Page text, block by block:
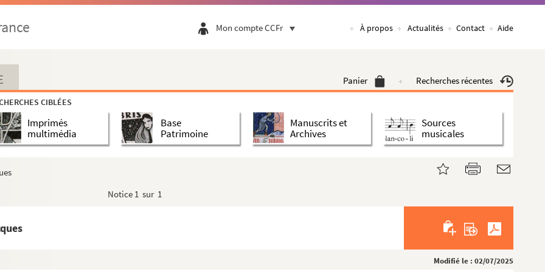
Mon compte CCFr À propos Actualités Contact Aide
Panier Recherches récentes
CIBLÉES
Imprimés
multimédia
Base
Patrimoine
Manuscrits et
Archives
Sources
musicales
Notice 1 sur 1
Modifié le : 02/07/2025